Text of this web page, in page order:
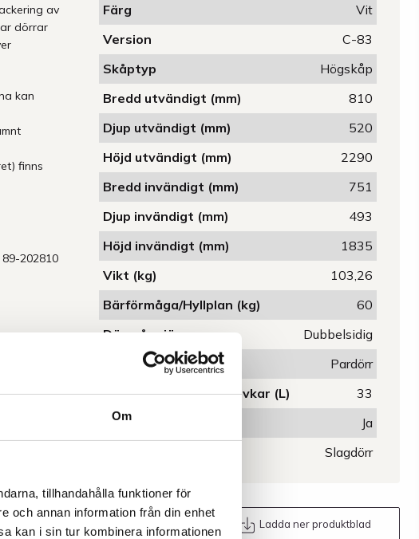
Om
tillhandahålla funktioner för
och annan information från din enhet
kan i sin tur kombinera informationen
av
dörrar
kan
finns
202810
Färg
Vit
Version
C-83
Skåptyp
Högskåp
Bredd utvändigt (mm)
810
Djup utvändigt (mm)
520
Höjd utvändigt (mm)
2290
Bredd invändigt (mm)
751
Djup invändigt (mm)
493
Höjd invändigt (mm)
1835
Vikt (kg)
103,26
Bärförmåga/Hyllplan (kg)
60
Dörrgångjärn
Dubbelsidig
Dörrutförande
Pardörr
Uppsamlingsvolym golvkar (L)
33
Ventilation
Ja
Slagdörr
Maila oss Ladda ner produktblad